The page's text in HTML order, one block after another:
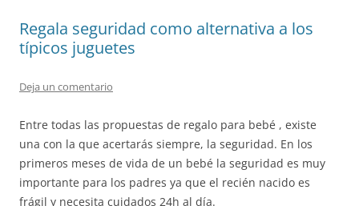
Regala seguridad como alternativa a los
típicos juguetes
Deja un comentario
Entre todas las propuestas de regalo para bebé , existe
una con la que acertarás siempre, la seguridad. En los
primeros meses de vida de un bebé la seguridad es muy
importante para los padres ya que el recién nacido es
frágil y necesita cuidados 24h al día.